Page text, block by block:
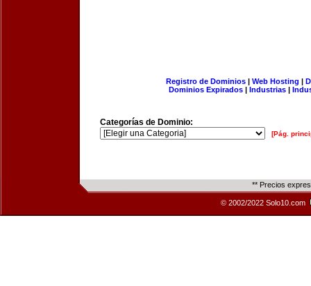
Registro de Dominios| Web Hosting |
Dominios Expirados | Industrias |
Categorías de Dominio:
[Pág.
** Precios
© 2002/2022 Solo10.com